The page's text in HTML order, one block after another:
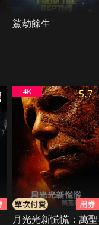
鯊劫餘生
5.7
月光光新慌慌：萬聖